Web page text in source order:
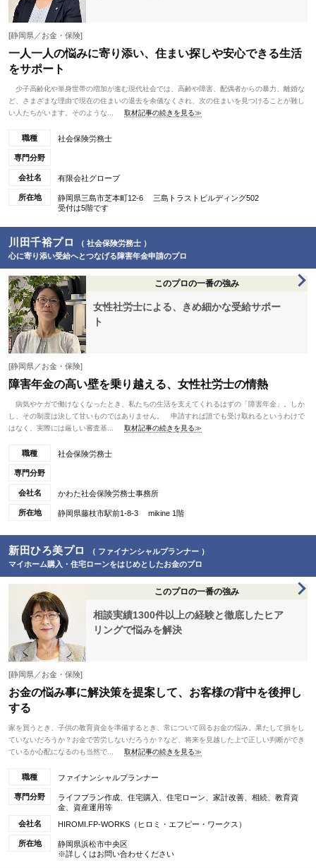
[静岡県／お金・保険]
一人一人の悩みに寄り添い、住まい探しや安心できる生活
をサポート
少子高齢化や単身世帯の増加が進む現代社会では、高齢や障害、配偶者からの暴力、離婚な
ど、さまざまな理由で現在の住まいの退去を余儀なくされ、次の住まいを見つけることが難し
い人たちがいます。そのような...
取材記事の続きを見る≫
職種 社会保険労務士
専門分野
会社名 有限会社グローブ
所在地
静岡県三島市芝本町12-6 三島トラストビルディング502
受付は5階です
川田千裕プロ
（ 社会保険労務士 ）
心に寄り添い受給へとつなげる障害年金申請のプロ
このプロの一番の強み
女性社労士による、きめ細かな受給サポー
ト
[静岡県／お金・保険]
障害年金の高い壁を乗り越える、女性社労士の情熱
病気やケガで働けなくなったとき、私たちの生活を支えてくれるはずの「障害年金」。しか
し、その制度は決して甘いものではありません。 申請すれば誰でも受け取れるというわけで
はなく、実際には厳しい審査基...
取材記事の続きを見る≫
職種 社会保険労務士
専門分野
会社名 かわた社会保険労務士事務所
所在地 静岡県藤枝市駅前1-8-3 mikine 1階
新田ひろ美プロ
（ ファイナンシャルプランナー ）
マイホーム購入・住宅ローンをはじめとしたお金のプロ
このプロの一番の強み
相談実績1300件以上の経験と徹底したヒア
リングで悩みを解決
[静岡県／お金・保険]
お金の悩み事に解決策を提案して、お客様の背中を後押し
する
家を買うとき、子供の教育資金を準備するとき、常について回るお金の悩み。果たして損をし
ていないだろうか？お金で苦労しないだろうか？など、将来を見越した上で正しい判断ができ
ているか心配になるのも当然で...
取材記事の続きを見る≫
職種 ファイナンシャルプランナー
専門分野
ライフプラン作成、住宅購入、住宅ローン、家計改善、相続、教育資
金、資産運用等
会社名
HIROMI.FP-WORKS（ヒロミ・エフピー・ワークス）
所在地
静岡県浜松市中央区
※詳しくはお問い合わせください